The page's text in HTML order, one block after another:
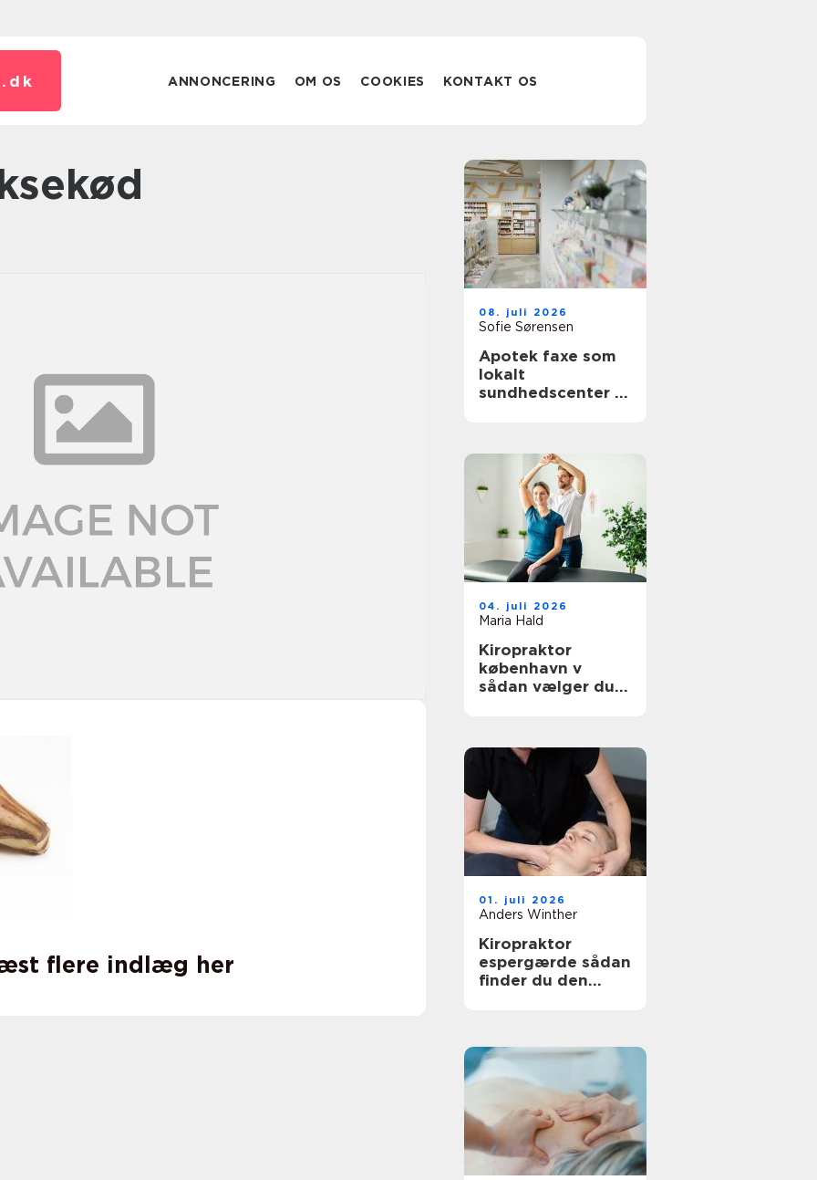
dk ANNONCERING OM OS COOKIES KONTAKT OS
flere indlæg her
08. juli 2026
Sofie Sørensen
Apotek faxe som
lokalt
sundhedscenter i
04. juli 2026
Maria Hald
Kiropraktor
københavn v
sådan vælger du
01. juli 2026
Anders Winther
Kiropraktor
espergærde sådan
finder du den